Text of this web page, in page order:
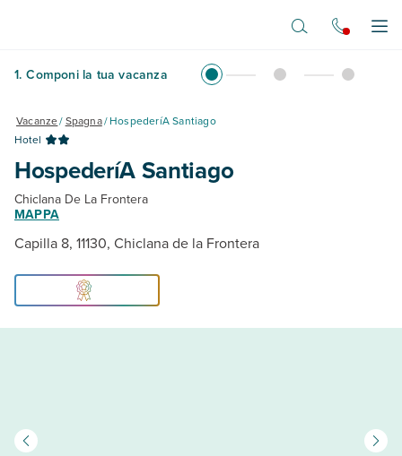
1. Componi la tua vacanza
Vacanze/Spagna/HospederíA Santiago
Hotel
HospederíA Santiago
Chiclana De La Frontera
MAPPA
Capilla 8, 11130, Chiclana de la Frontera